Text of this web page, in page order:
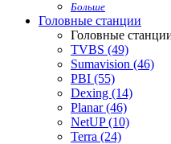
Больше
Головные станции
Головные
TVBS (49)
Sumavision (46)
PBI (55)
Dexing (14)
Planar (46)
NetUP (10)
Terra (24)